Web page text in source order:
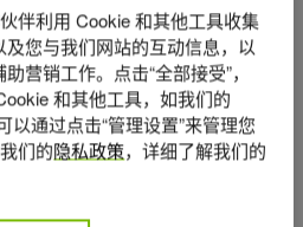
多大学/INRIA 的博士论文中设计
之前在 CEA 工作，在那里他设计
超级计算机上实现复杂的物理代
和阿姆斯特丹 Vrije 大学攻读基
伴利用 Cookie 和其他工具收集
您与我们网站的互动信息，以
营销工作。点击“全部接受”，
和其他工具，如我们的
以通过点击“管理设置”来管理您
们的隐私政策，详细了解我们的